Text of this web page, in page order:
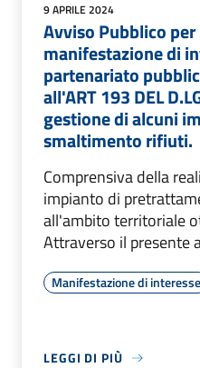
9 APRILE 2024
Avviso Pubblico
manifestazione di
partenariato
all'ART 193 DEL
gestione di alcuni
smaltimento rifiuti.
Comprensiva della
impianto di
all'ambito territoriale
Attraverso il presente
Manifestazione di interesse
LEGGI DI PIÙ